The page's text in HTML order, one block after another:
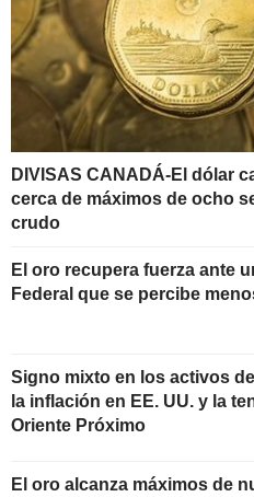
DIVISAS CANADÁ-El dólar
cerca de máximos de ocho
crudo
El oro recupera fuerza ante
Federal que se percibe
Signo mixto en los activos
la inflación en EE. UU. y la
Oriente Próximo
El oro alcanza máximos de